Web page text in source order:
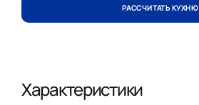
РАССЧИТАТЬ КУХНЮ
Характеристики